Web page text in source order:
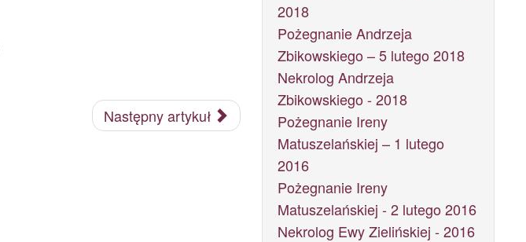
Następny artykuł
2018
Pożegnanie Andrzeja
Zbikowskiego – 5 lutego 2018
Nekrolog Andrzeja
Zbikowskiego - 2018
Pożegnanie Ireny
Matuszelańskiej – 1 lutego
2016
Pożegnanie Ireny
Matuszelańskiej - 2 lutego 2016
Nekrolog Ewy Zielińskiej - 2016